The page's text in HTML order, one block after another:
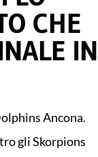
CHE
IN
Ancona.
gli Skorpions